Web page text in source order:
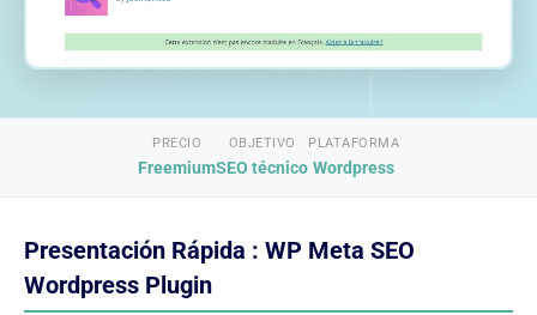
PRECIO
Freemium
OBJETIVO
SEO técnico
PLATAFORMA
Wordpress
Presentación Rápida : WP Meta SEO
Wordpress Plugin